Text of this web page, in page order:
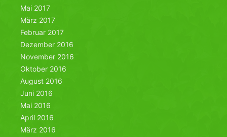
Mai 2017
März 2017
Februar 2017
Dezember 2016
November 2016
Oktober 2016
August 2016
Juni 2016
Mai 2016
April 2016
März 2016